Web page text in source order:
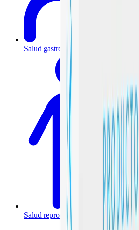
Salud gastrointestinal y metabólica
Salud reproductiva y hormonal